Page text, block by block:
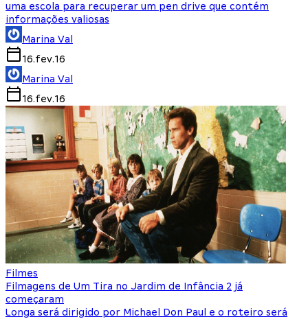
uma escola para recuperar um pen drive que contém
informações valiosas
Marina Val
16.fev.16
Marina Val
16.fev.16
Filmes
Filmagens de Um Tira no Jardim de Infância 2 já
começaram
Longa será dirigido por Michael Don Paul e o roteiro será